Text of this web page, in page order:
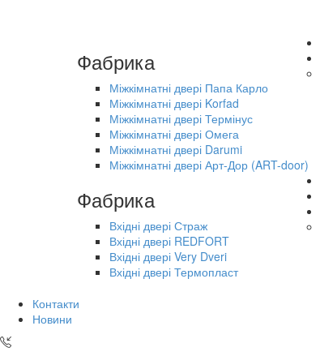
Фабрика
Міжкімнатні двері Папа Карло
Міжкімнатні двері Korfad
Міжкімнатні двері Термінус
Міжкімнатні двері Омега
Міжкімнатні двері Darumi
Міжкімнатні двері Арт-Дор (ART-door)
Фабрика
Вхідні двері Страж
Вхідні двері REDFORT
Вхідні двері Very Dveri
Вхідні двері Термопласт
Контакти
Новини